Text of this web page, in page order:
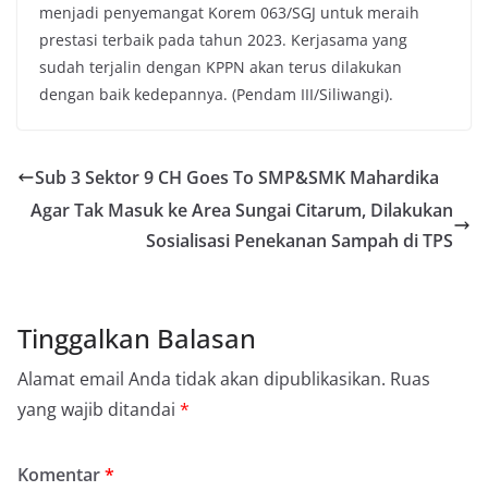
menjadi penyemangat Korem 063/SGJ untuk meraih
prestasi terbaik pada tahun 2023. Kerjasama yang
sudah terjalin dengan KPPN akan terus dilakukan
dengan baik kedepannya. (Pendam III/Siliwangi).
Sub 3 Sektor 9 CH Goes To SMP&SMK Mahardika
Agar Tak Masuk ke Area Sungai Citarum, Dilakukan
Sosialisasi Penekanan Sampah di TPS
Tinggalkan Balasan
Alamat email Anda tidak akan dipublikasikan. Ruas
yang wajib ditandai *
Komentar*